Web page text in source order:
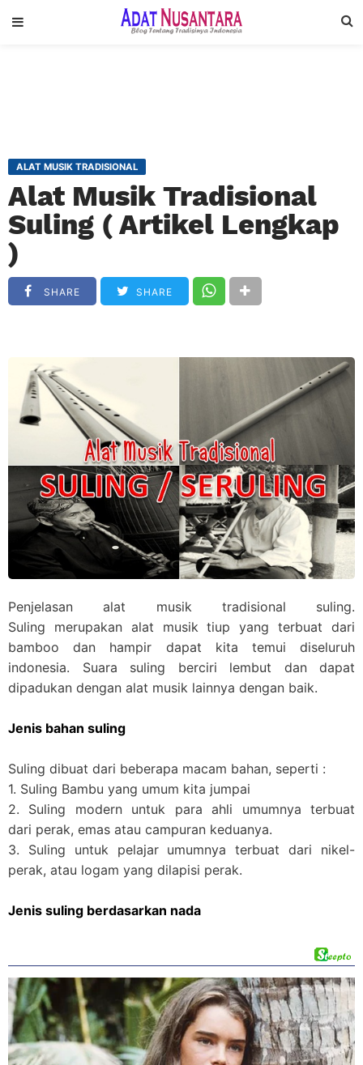
ALAT MUSIK TRADISIONAL
Alat Musik Tradisional
Suling ( Artikel Lengkap
)
SHARE SHARE
Penjelasan alat musik tradisional suling.
Suling merupakan alat musik tiup yang terbuat dari
bamboo dan hampir dapat kita temui diseluruh
indonesia. Suara suling berciri lembut dan dapat
dipadukan dengan alat musik lainnya dengan baik.
Jenis bahan suling
Suling dibuat dari beberapa macam bahan, seperti :
1. Suling Bambu yang umum kita jumpai
2. Suling modern untuk para ahli umumnya terbuat
dari perak, emas atau campuran keduanya.
3. Suling untuk pelajar umumnya terbuat dari nikel-
perak, atau logam yang dilapisi perak.
Jenis suling berdasarkan nada